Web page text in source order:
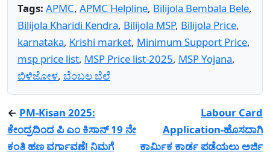
Tags: APMC, APMC Helpline, Bilijola Bembala Bele,
Bilijola Kharidi Kendra, Bilijola MSP, Bilijola Price,
karnataka, Krishi market, Minimum Support Price,
msp price list, MSP Price list-2025, MSP Yojana,
ಬಿಳಿಜೋಳ, ಬೆಂಬಲ ಬೆಲೆ
← PM-Kisan 2025:
ಕೇಂದ್ರದಿಂದ ಪಿ ಎಂ ಕಿಸಾನ್ 19 ನೇ
ಕಂತಿ ಹಣ ವರ್ಗಾವಣೆ! ನಿಮಗೆ
Labour Card
Application-ಹೊಸದಾಗಿ
ಕಾರ್ಮಿಕ ಕಾರ್ಡ ಪಡೆಯಲು ಅರ್ಜಿ